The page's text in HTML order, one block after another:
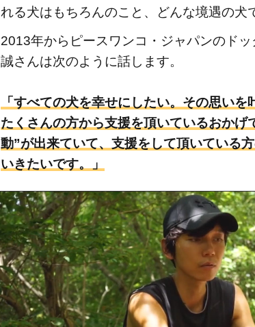
れる犬はもちろんのこと、どんな境遇の犬
2013年からピースワンコ・ジャパンのド
誠さんは次のように話します。
「すべての犬を幸せにしたい。その思いを
たくさんの方から支援を頂いているおかげ
動”が出来ていて、支援をして頂いている
いきたいです。」